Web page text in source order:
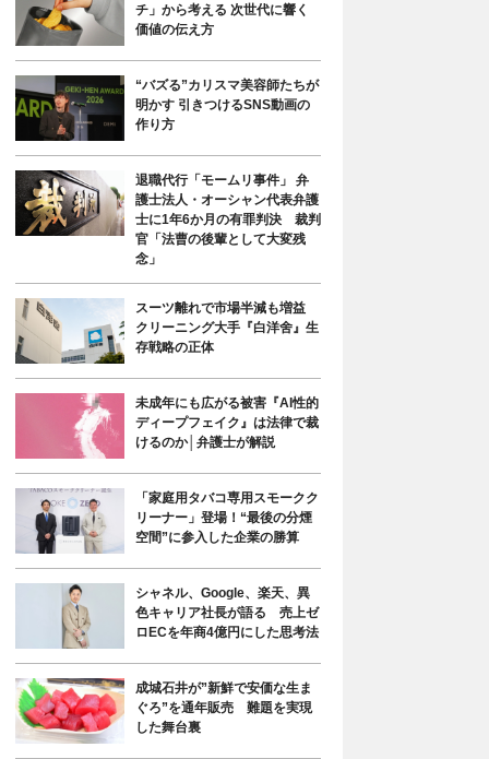
チ」から考える 次世代に響く
価値の伝え方
“バズる”カリスマ美容師たちが
明かす 引きつけるSNS動画の
作り方
退職代行「モームリ事件」 弁
護士法人・オーシャン代表弁護
士に1年6か月の有罪判決 裁判
官「法曹の後輩として大変残
念」
スーツ離れで市場半減も増益
クリーニング大手『白洋舍』生
存戦略の正体
未成年にも広がる被害『AI性的
ディープフェイク』は法律で裁
けるのか│弁護士が解説
「家庭用タバコ専用スモークク
リーナー」登場！“最後の分煙
空間”に参入した企業の勝算
シャネル、Google、楽天、異
色キャリア社長が語る 売上ゼ
ロECを年商4億円にした思考法
成城石井が”新鮮で安価な生ま
ぐろ”を通年販売 難題を実現
した舞台裏